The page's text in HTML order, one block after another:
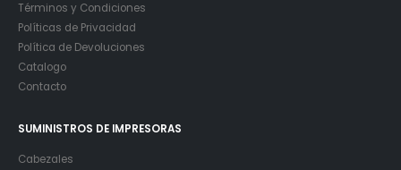
Términos y Condiciones
Políticas de Privacidad
Política de Devoluciones
Catalogo
Contacto
SUMINISTROS DE IMPRESORAS
Cabezales